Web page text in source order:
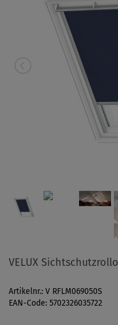
VELUX
Artikelnr.: V RFLM069050S
EAN-Code: 5702326035722